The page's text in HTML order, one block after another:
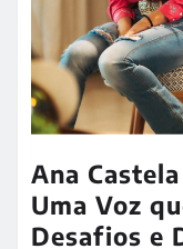
Ana
Uma Voz
Desafios e